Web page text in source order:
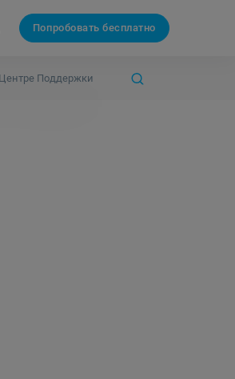
Попробовать бесплатно